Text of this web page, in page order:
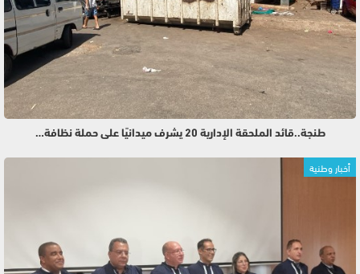
طنجة..قائد الملحقة الإدارية 20 يشرف ميدانيًا على حملة نظافة…
أخبار وطنية